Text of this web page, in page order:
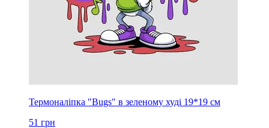
Термоналіпка "Bugs" в зеленому худі 19*19 см
51 грн